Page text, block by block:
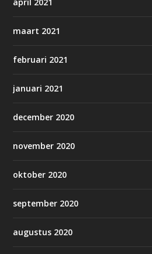
maart 2021
februari 2021
januari 2021
december 2020
november 2020
oktober 2020
september 2020
augustus 2020